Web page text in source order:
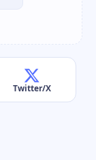
Twitter/X